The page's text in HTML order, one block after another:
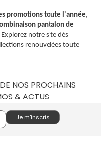
promotions toute l'année,
pantalon de
notre site dès
renouvelées toute
NOS PROCHAINS
& ACTUS